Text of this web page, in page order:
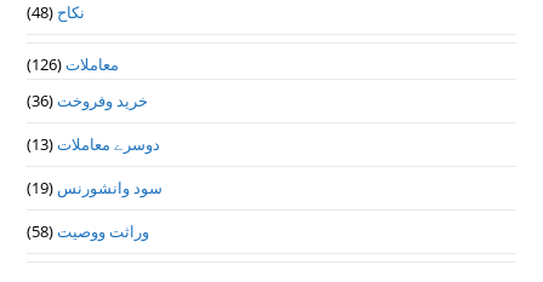
نکاح (48)
معاملات(126)
خرید وفروخت(36)
دوسرے معاملات(13)
سود وانشورنس (19)
وراثت ووصيت(58)